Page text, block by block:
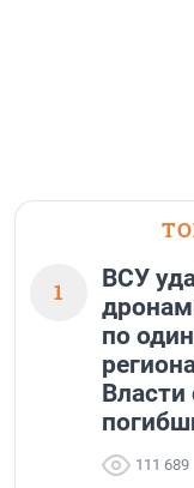
1
ВСУ
по
111 689